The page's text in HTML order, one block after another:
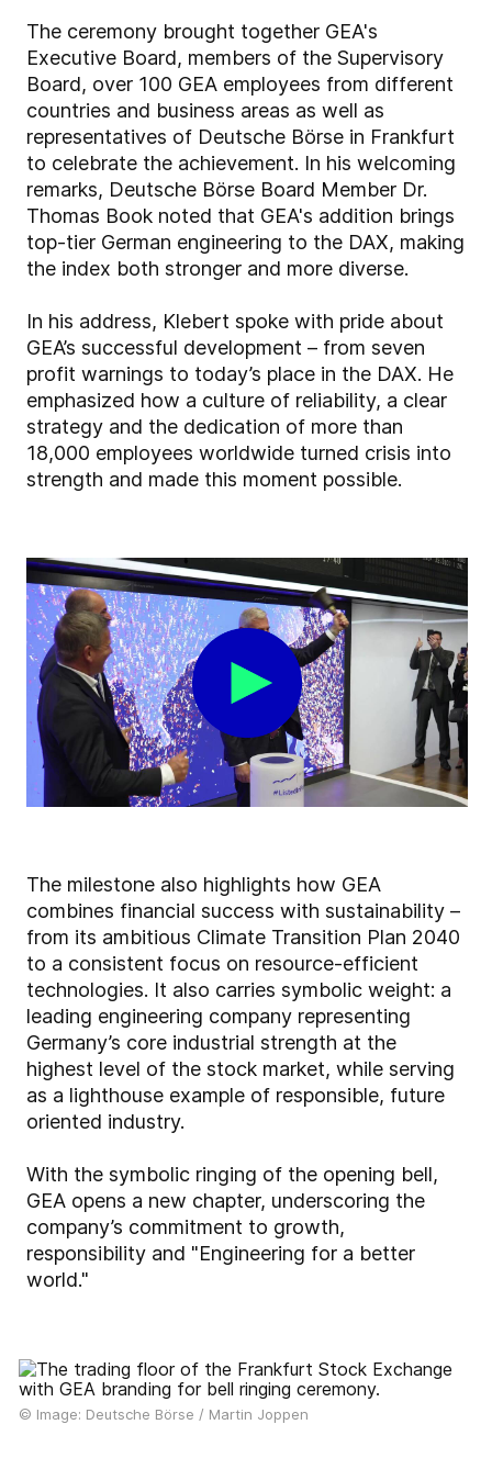
The ceremony brought together GEA's
Executive Board, members of the Supervisory
Board, over 100 GEA employees from different
countries and business areas as well as
representatives of Deutsche Börse in Frankfurt
to celebrate the achievement. In his welcoming
remarks, Deutsche Börse Board Member Dr.
Thomas Book noted that GEA's addition brings
top-tier German engineering to the DAX, making
the index both stronger and more diverse.
In his address, Klebert spoke with pride about
GEA’s successful development – from seven
profit warnings to today’s place in the DAX. He
emphasized how a culture of reliability, a clear
strategy and the dedication of more than
18,000 employees worldwide turned crisis into
strength and made this moment possible.
The milestone also highlights how GEA
combines financial success with sustainability –
from its ambitious Climate Transition Plan 2040
to a consistent focus on resource-efficient
technologies. It also carries symbolic weight: a
leading engineering company representing
Germany’s core industrial strength at the
highest level of the stock market, while serving
as a lighthouse example of responsible, future
oriented industry.
With the symbolic ringing of the opening bell,
GEA opens a new chapter, underscoring the
company’s commitment to growth,
responsibility and "Engineering for a better
world."
© Image: Deutsche Börse / Martin Joppen